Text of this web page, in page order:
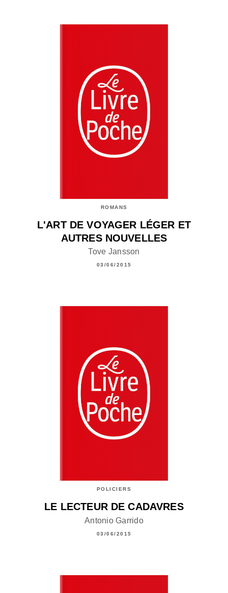
ROMANS
L'ART DE VOYAGER LÉGER ET
AUTRES NOUVELLES
Tove Jansson
03/06/2015
POLICIERS
LE LECTEUR DE CADAVRES
Antonio Garrido
03/06/2015